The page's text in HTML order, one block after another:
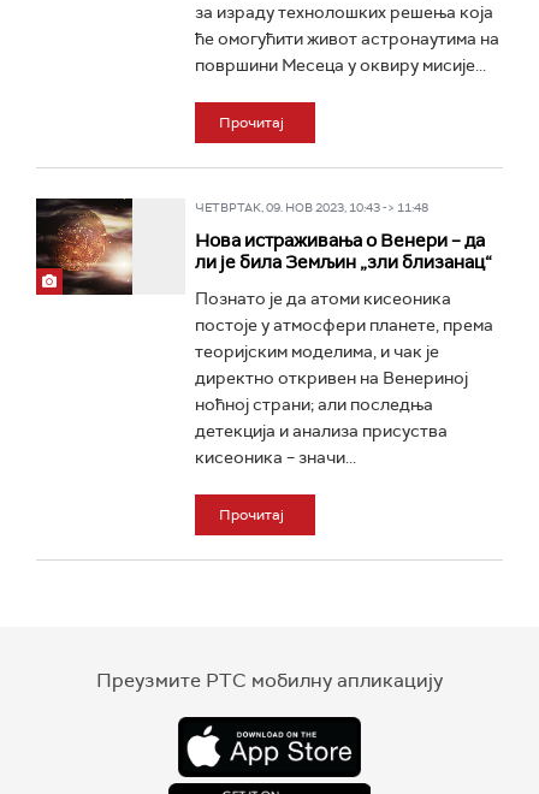
за израду технолошких решења која
ће омогућити живот астронаутима на
површини Месеца у оквиру мисије...
Прочитај
ЧЕТВРТАК, 09. НОВ 2023, 10:43 -> 11:48
Нова истраживања о Венери – да
ли је била Земљин „зли близанац“
Познато је да атоми кисеоника
постоје у атмосфери планете, према
теоријским моделима, и чак је
директно откривен на Венериној
ноћној страни; али последња
детекција и анализа присуства
кисеоника – значи...
Прочитај
Преузмите РТС мобилну апликацију